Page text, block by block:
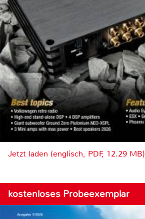
Jetzt laden (englisch, PDF, 12.29 MB)
kostenloses Probeexemplar